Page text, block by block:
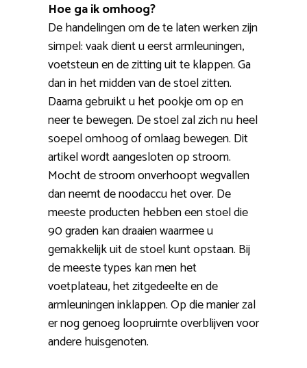
Hoe ga ik omhoog?
De handelingen om de te laten werken zijn
simpel: vaak dient u eerst armleuningen,
voetsteun en de zitting uit te klappen. Ga
dan in het midden van de stoel zitten.
Daarna gebruikt u het pookje om op en
neer te bewegen. De stoel zal zich nu heel
soepel omhoog of omlaag bewegen. Dit
artikel wordt aangesloten op stroom.
Mocht de stroom onverhoopt wegvallen
dan neemt de noodaccu het over. De
meeste producten hebben een stoel die
90 graden kan draaien waarmee u
gemakkelijk uit de stoel kunt opstaan. Bij
de meeste types kan men het
voetplateau, het zitgedeelte en de
armleuningen inklappen. Op die manier zal
er nog genoeg loopruimte overblijven voor
andere huisgenoten.